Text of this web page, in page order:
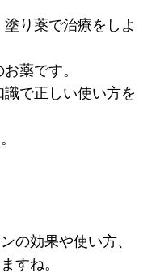
り薬で治療をしよ
薬です。
で正しい使い方を
の効果や使い方、
すね。